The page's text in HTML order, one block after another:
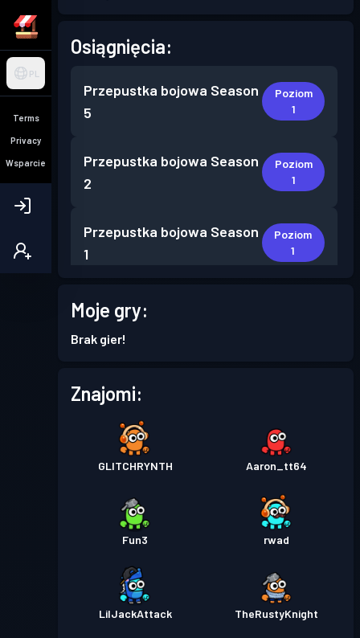
PL
Terms
Privacy
Wsparcie
Osiągnięcia:
Przepustka bojowa Season
5
Poziom
1
Przepustka bojowa Season
2
Poziom
1
Przepustka bojowa Season
1
Poziom
1
Moje gry:
Brak gier!
Znajomi:
GLITCHRYNTH Aaron_tt64
Fun3 rwad
LilJackAttack TheRustyKnight